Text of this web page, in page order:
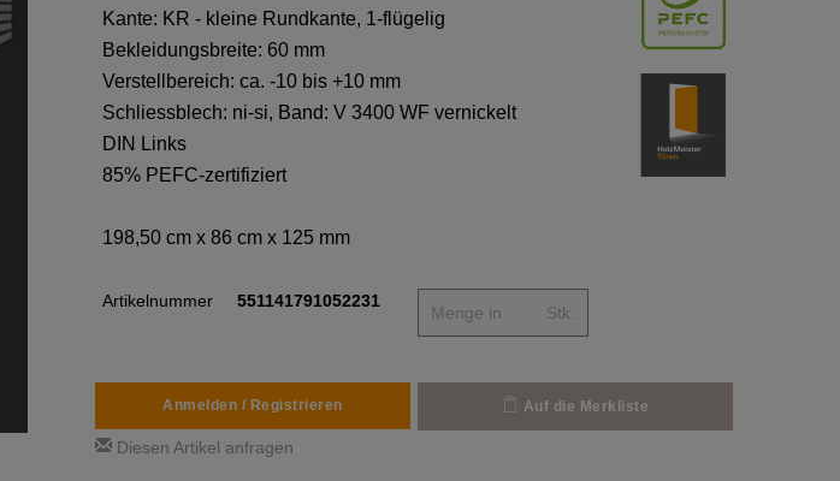
Kante: KR - kleine Rundkante, 1-flügelig
Bekleidungsbreite: 60 mm
Verstellbereich: ca. -10 bis +10 mm
Schliessblech: ni-si, Band: V 3400 WF vernickelt
DIN Links
85% PEFC-zertifiziert
198,50 cm x 86 cm x 125 mm
Artikelnummer 551141791052231
Stk.
Anmelden / Registrieren Auf die Merkliste
Diesen Artikel anfragen